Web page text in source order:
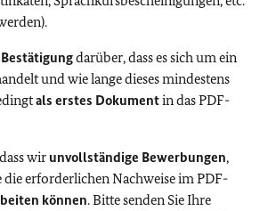
Bestätigungdarüber, dass es sich um ein
und wie lange dieses mindestens
als erstes Dokumentin das PDF-
wir unvollständige Bewerbungen,
die erforderlichen Nachweise im PDF-
können. Bitte senden Sie Ihre